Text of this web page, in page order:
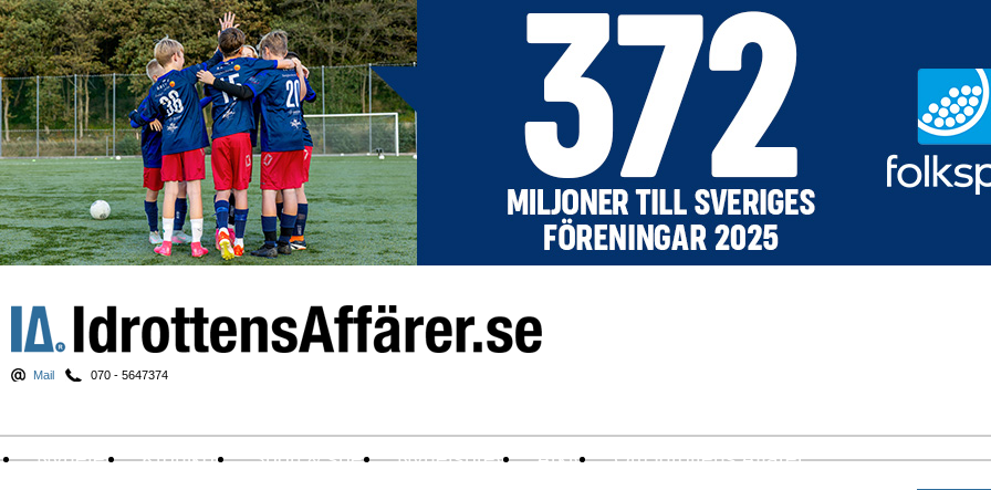
Mail 070 - 5647374
Nyheter Krönikor Sport & spel Nyhetsbrev Arkiv Om Idrottens Affärer